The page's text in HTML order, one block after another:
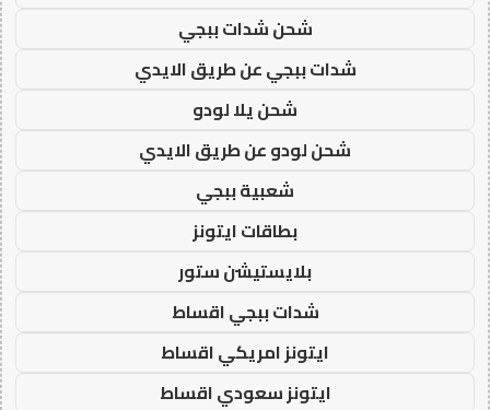
شحن شدات ببجي
شدات ببجي عن طريق الايدي
شحن يلا لودو
شحن لودو عن طريق الايدي
شعبية ببجي
بطاقات ايتونز
بلايستيشن ستور
شدات ببجي اقساط
ايتونز امريكي اقساط
ايتونز سعودي اقساط